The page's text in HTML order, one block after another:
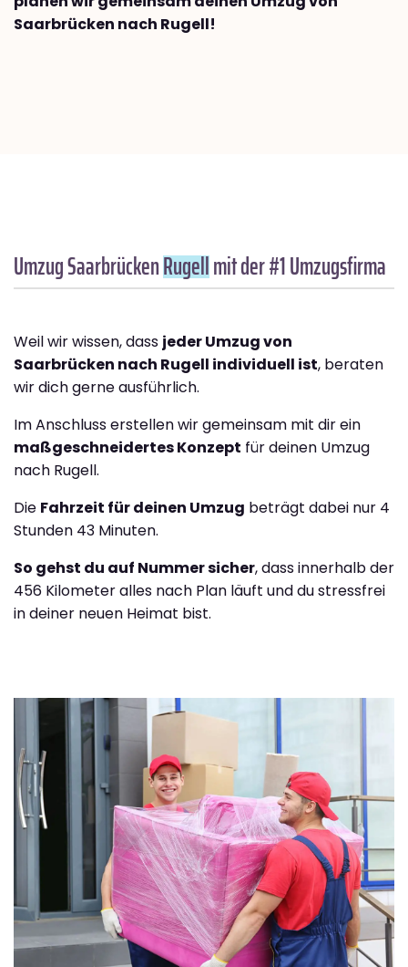
Saarbrücken nach Rugell!
Umzug SaarbrückenRugellmit der #1 Umzugsfirma
Weil wir wissen, dass jeder Umzug von
Saarbrücken nach Rugell individuell ist, beraten
wir dich gerne ausführlich.
Im Anschluss erstellen wir gemeinsam mit dir ein
maßgeschneidertes Konzept für deinen Umzug
nach Rugell.
Die Fahrzeit für deinen Umzug beträgt dabei nur 4
Stunden 43 Minuten.
So gehst du auf Nummer sicher, dass innerhalb der
456 Kilometer alles nach Plan läuft und du stressfrei
in deiner neuen Heimat bist.